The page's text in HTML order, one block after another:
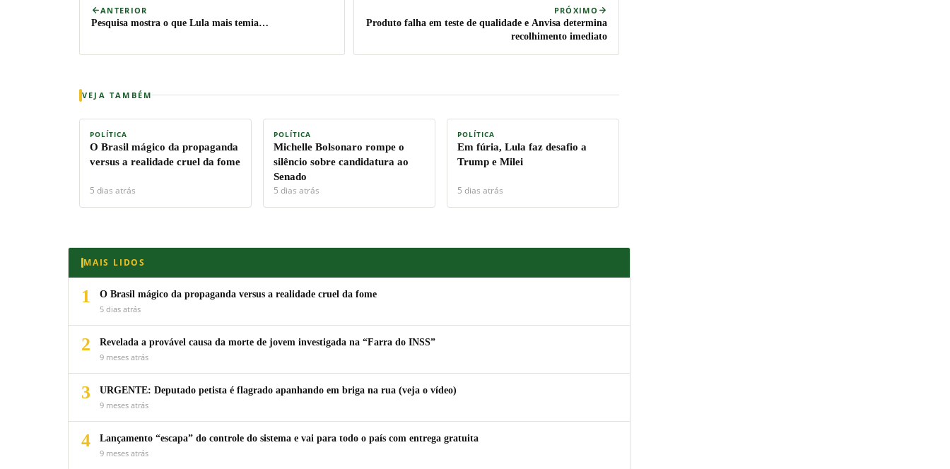
ANTERIOR
Pesquisa mostra o que Lula mais temia…
PRÓXIMO
Produto falha em teste de qualidade e Anvisa determina
recolhimento imediato
VEJA TAMBÉM
POLÍTICA
O Brasil mágico da propaganda
versus a realidade cruel da fome
5 dias atrás
POLÍTICA
Michelle Bolsonaro rompe o
silêncio sobre candidatura ao
Senado
5 dias atrás
POLÍTICA
Em fúria, Lula faz desafio a
Trump e Milei
5 dias atrás
MAIS LIDOS
1
O Brasil mágico da propaganda versus a realidade cruel da fome
5 dias atrás
2
Revelada a provável causa da morte de jovem investigada na “Farra do INSS”
9 meses atrás
3
URGENTE: Deputado petista é flagrado apanhando em briga na rua (veja o vídeo)
9 meses atrás
4
Lançamento “escapa” do controle do sistema e vai para todo o país com entrega gratuita
9 meses atrás